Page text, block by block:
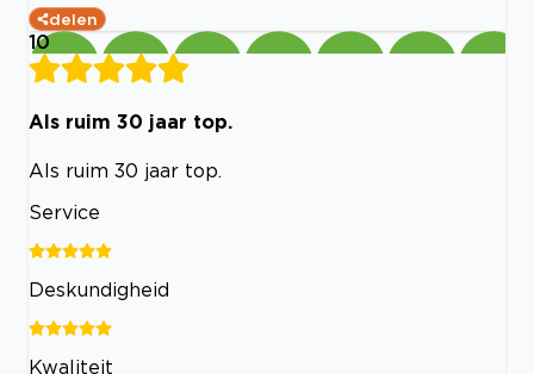
delen
10
Als ruim 30 jaar top.
Als ruim 30 jaar top.
Service
Deskundigheid
Kwaliteit